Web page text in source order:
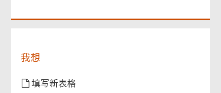
格
已
阅
以
供
供
我想
填写新表格